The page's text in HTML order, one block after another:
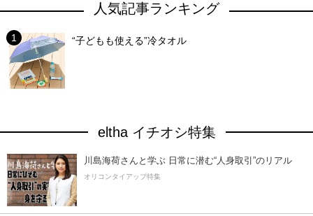
人気記事ランキング
“子どもも使える”冷タオル
eltha イチオシ特集
川島海荷さんと学ぶ 日常に潜む“人身取引”のリアル
オリコンタイアップ特集